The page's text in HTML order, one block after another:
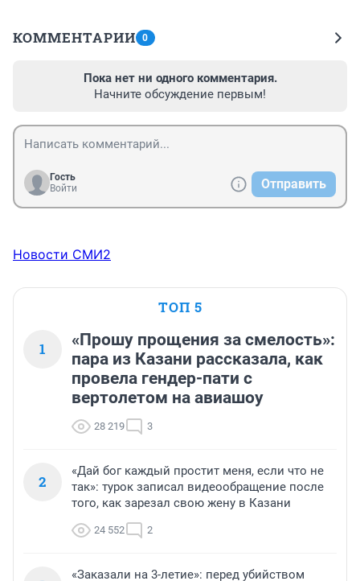
КОММЕНТАРИИ 0
Пока нет ни одного комментария.
Начните обсуждение первым!
Гость
Войти
Отправить
Новости СМИ2
ТОП 5
1
«Прошу прощения за смелость»:
пара из Казани рассказала, как
провела гендер-пати с
вертолетом на авиашоу
28 219 3
2
«Дай бог каждый простит меня, если что не
так»: турок записал видеообращение после
того, как зарезал свою жену в Казани
24 552 2
«Заказали на 3-летие»: перед убийством